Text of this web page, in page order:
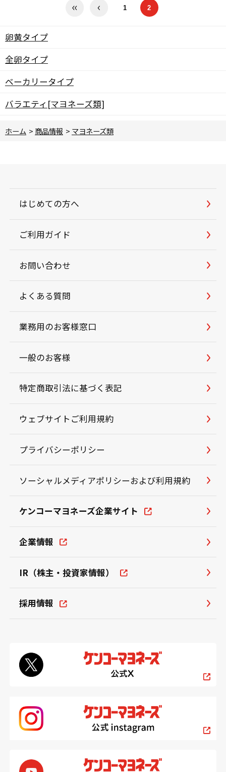
1 2
卵黄タイプ
全卵タイプ
ベーカリータイプ
バラエティ[マヨネーズ類]
ホーム > 商品情報 > マヨネーズ類
はじめての方へ
ご利用ガイド
お問い合わせ
よくある質問
業務用のお客様窓口
一般のお客様
特定商取引法に基づく表記
ウェブサイトご利用規約
プライバシーポリシー
ソーシャルメディアポリシーおよび利用規約
ケンコーマヨネーズ企業サイト
企業情報
IR（株主・投資家情報）
採用情報